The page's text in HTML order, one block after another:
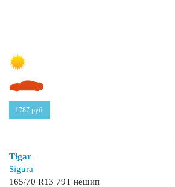
1787 руб.
Tigar
Sigura
165/70 R13 79T нешип